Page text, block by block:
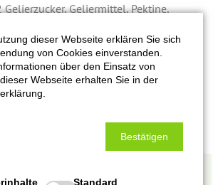
Geliermittel, Pektine,
Pektine.
lagern und zeitnah verbrauchen.
dieser Webseite erklären Sie sich
von Cookies einverstanden.
über den Einsatz von
Webseite erhalten Sie in der
Bestätigen
Standard